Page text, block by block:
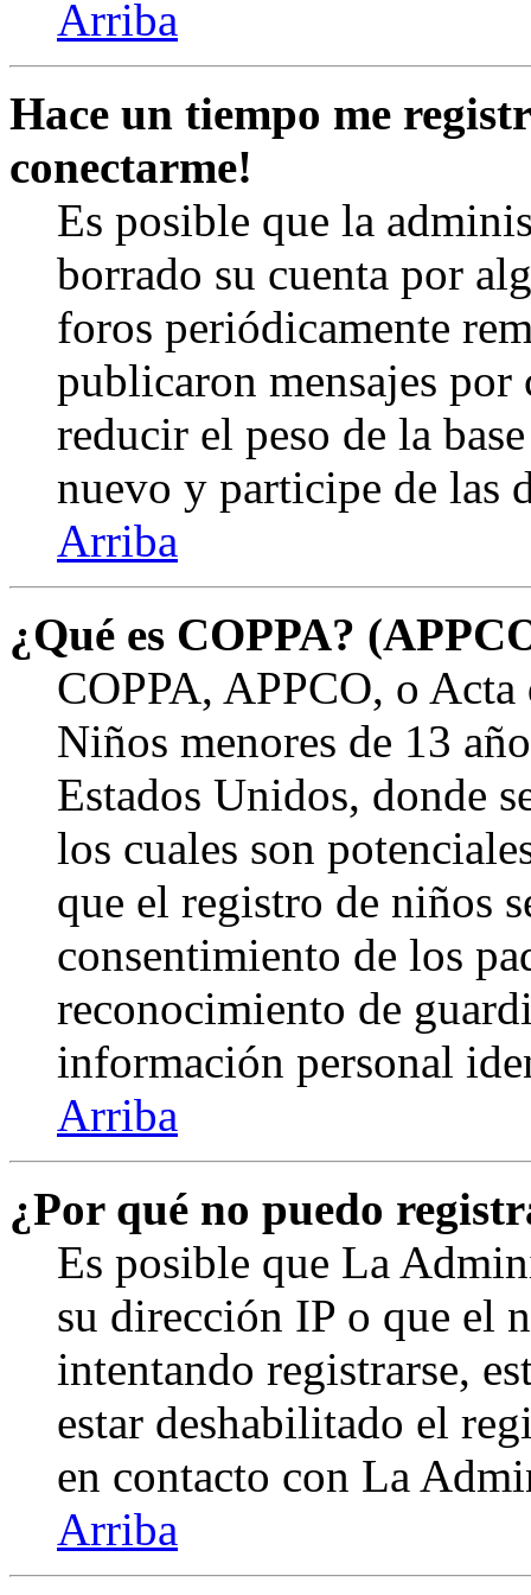
Arriba
Hace un tiempo me
conectarme!
Es posible que la
borrado su cuenta por
foros periódicamente
publicaron mensajes
reducir el peso de la
nuevo y participe de las
Arriba
¿Qué es COPPA?
COPPA, APPCO, o
Niños menores de 13
Estados Unidos, donde
los cuales son
que el registro de niños
consentimiento de los
reconocimiento de
información personal
Arriba
¿Por qué no puedo
Es posible que La
su dirección IP o que el
intentando registrarse,
estar deshabilitado el
en contacto con La
Arriba